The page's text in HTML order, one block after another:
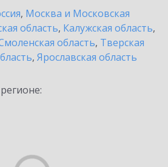
, Москва и Московская
область, Калужская область,
область, Тверская
, Ярославская область